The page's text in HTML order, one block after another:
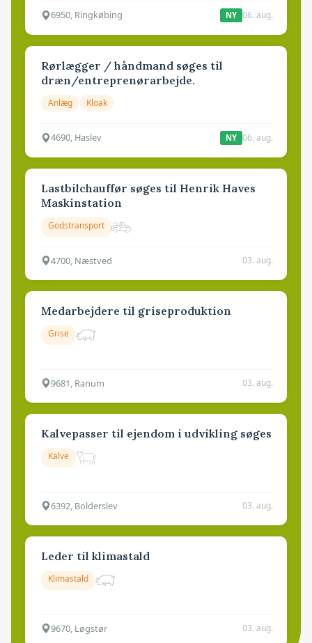
6950, Ringkøbing NY 06. aug.
Rørlægger / håndmand søges til
dræn/entreprenørarbejde.
Anlæg Kloak
4690, Haslev NY 06. aug.
Lastbilchauffør søges til Henrik Haves
Maskinstation
Godstransport
4700, Næstved 03. aug.
Medarbejdere til griseproduktion
Grise
9681, Ranum 03. aug.
Kalvepasser til ejendom i udvikling søges
Kalve
6392, Bolderslev 03. aug.
Leder til klimastald
Klimastald
9670, Løgstør 03. aug.